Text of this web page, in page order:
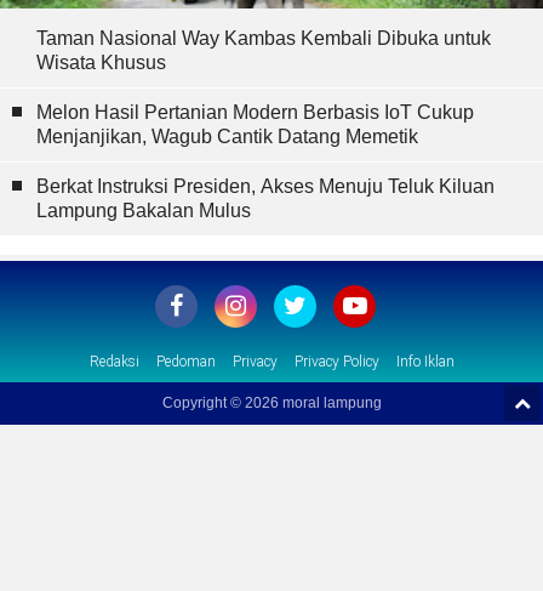
Taman Nasional Way Kambas Kembali Dibuka untuk
Wisata Khusus
Melon Hasil Pertanian Modern Berbasis IoT Cukup
Menjanjikan, Wagub Cantik Datang Memetik
Berkat Instruksi Presiden, Akses Menuju Teluk Kiluan
Lampung Bakalan Mulus
Redaksi Pedoman Privacy Privacy Policy Info Iklan
Copyright © 2026 moral lampung